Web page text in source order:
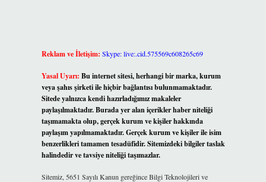
Reklam ve İletişim: Skype: live:.cid.575569c608265c69
Yasal Uyarı: Bu internet sitesi, herhangi bir marka, kurum
veya şahıs şirketi ile hiçbir bağlantısı bulunmamaktadır.
Sitede yalnızca kendi hazırladığımız makaleler
paylaşılmaktadır. Burada yer alan içerikler haber niteliği
taşımamakta olup, gerçek kurum ve kişiler hakkında
paylaşım yapılmamaktadır. Gerçek kurum ve kişiler ile isim
benzerlikleri tamamen tesadüfidir. Sitemizdeki bilgiler taslak
halindedir ve tavsiye niteliği taşımazlar.
Sitemiz, 5651 Sayılı Kanun gereğince Bilgi Teknolojileri ve